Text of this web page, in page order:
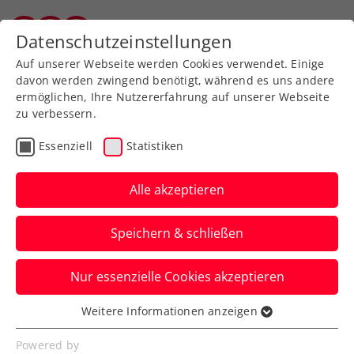
Zurück zur Newsübersicht
ATP
Erste Bank Open: Misolic
wehrt sich gegen de
Minaur tapfer
Doch auch Österreichs Nummer eins
beißt sich beim ATP-Turnier in Wien am
„Aussie“ die Zähne aus.
Verfasst von: Presseaussendung / Redaktion, 22.10.2025
Datenschutzeinstellungen
Auf unserer Webseite werden Cookies verwendet. Einige
davon werden zwingend benötigt, während es uns andere
ermöglichen, Ihre Nutzererfahrung auf unserer Webseite
zu verbessern.
Essenziell Statistiken
Alle akzeptieren
Speichern & schließen
Nur essenzielle Cookies akzeptieren
Essenziell
Essenzielle Cookies werden für grundlegende
Weitere Informationen anzeigen
Powered by